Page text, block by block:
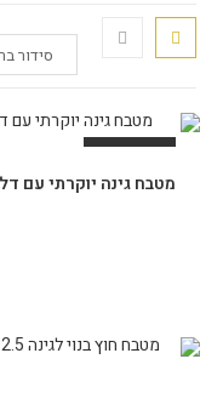
אזל המלאי